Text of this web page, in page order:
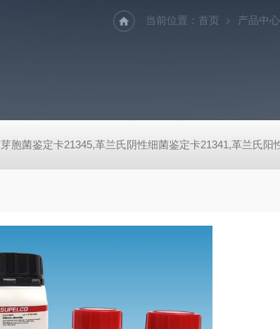
当前位置： 首页 产品中心
芽胞菌鉴定卡21345,革兰氏阴性细菌鉴定卡21341,革兰氏阳性细菌鉴定卡21342,TSA胰酪大豆胨琼脂培养基,SDA沙氏葡萄糖琼脂培养基 芽胞菌鉴定卡21345,革兰氏阴性细菌鉴定卡21341,革兰氏阳性细菌鉴定卡21342,TSA胰酪大豆胨琼脂培养基,SDA沙氏葡萄糖琼脂培养基 芽胞菌鉴定卡21345,革兰氏阴性细菌鉴定卡21341,革兰氏阳性细菌鉴定卡21342,TSA胰酪大豆胨琼脂培养基,SDA沙氏葡萄糖琼脂培养基 芽胞菌鉴定卡21345,革兰氏阴性细菌鉴定卡21341,革兰氏阳性细菌鉴定卡21342,TSA胰酪大豆胨琼脂培养基,SDA沙氏葡萄糖琼脂培养基 芽胞菌鉴定卡21345,革兰氏阴性细菌鉴定卡21341,革兰氏阳性细菌鉴定卡21342,TSA胰酪大豆胨琼脂培养基,SDA沙氏葡萄糖琼脂培养基 芽胞菌鉴定卡21345,革兰氏阴性细菌鉴定卡21341,革兰氏阳性细菌鉴定卡21342,TSA胰酪大豆胨琼脂培养基,SDA沙氏葡萄糖琼脂培养基 芽胞菌鉴定卡21345,革兰氏阴性细菌鉴定卡21341,革兰氏阳性细菌鉴定卡21342,TSA胰酪大豆胨琼脂培养基,SDA沙氏葡萄糖琼脂培养基 芽胞菌鉴定卡21345,革兰氏阴性细菌鉴定卡21341,革兰氏阳性细菌鉴定卡21342,TSA胰酪大豆胨琼脂培养基,SDA沙氏葡萄糖琼脂培养基 芽胞菌鉴定卡21345,革兰氏阴性细菌鉴定卡21341,革兰氏阳性细菌鉴定卡21342,TSA胰酪大豆胨琼脂培养基,SDA沙氏葡萄糖琼脂培养基 芽胞菌鉴定卡21345,革兰氏阴性细菌鉴定卡21341,革兰氏阳性细菌鉴定卡21342,TSA胰酪大豆胨琼脂培养基,SDA沙氏葡萄糖琼